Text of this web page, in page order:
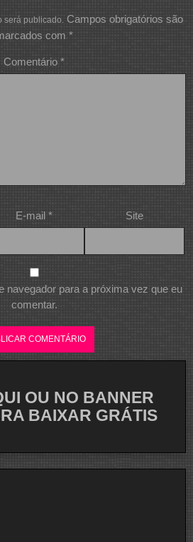
será publicado. Campos obrigatórios são
com *
Comentário *
E-mail * Site
navegador para a próxima vez que eu
comentar.
OU NO BANNER
BAIXAR GRÁTIS